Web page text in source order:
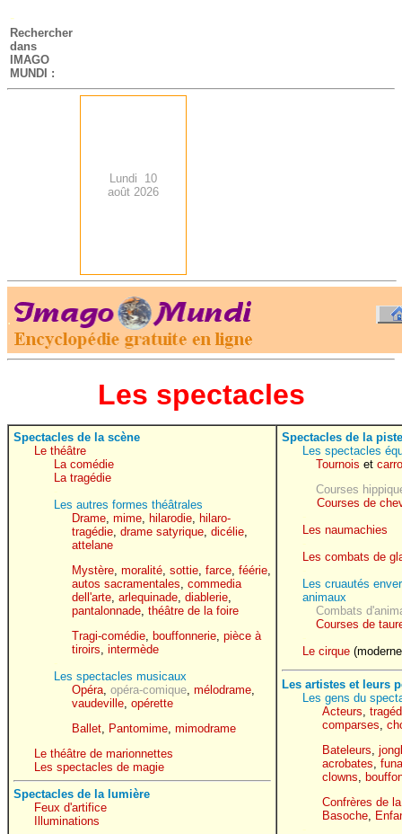
-
Rechercher
dans
IMAGO
MUNDI :
Lundi 10
août 2026
.
Les spectacles
Spectacles de la scène
Le théâtre
La comédie
La tragédie
Les autres formes théâtrales
Drame, mime, hilarodie, hilaro-
tragédie, drame satyrique, dicélie,
attelane
Mystère, moralité, sottie, farce, féérie,
autos sacramentales, commedia
dell'arte, arlequinade, diablerie,
pantalonnade, théâtre de la foire
Tragi-comédie, bouffonnerie, pièce à
tiroirs, intermède
Les spectacles musicaux
Opéra, opéra-comique, mélodrame,
vaudeville, opérette
Ballet, Pantomime, mimodrame
Le théâtre de marionnettes
Les spectacles de magie
Spectacles de la lumière
Feux d'artifice
Illuminations
Spectacles de la piste
Les spectacles
Tournois et
Courses
Courses de
Les naumachies
Les combats de
Les cruautés
animaux
Combats
Courses de
Le cirque
Les artistes et leurs
Les gens du
Acteurs
comparses
Bateleurs
acrobates
clowns
Confrères de
Basoche